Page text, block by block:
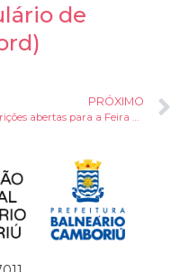
de
PRÓXIMO
Inscrições abertas para a Feira da Cultura e a Feira da Barra